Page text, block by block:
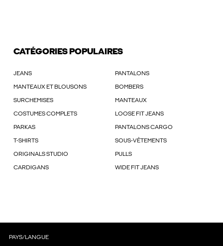
CATÉGORIES POPULAIRES
JEANS PANTALONS
MANTEAUX ET BLOUSONS BOMBERS
SURCHEMISES MANTEAUX
COSTUMES COMPLETS LOOSE FIT JEANS
PARKAS PANTALONS CARGO
T-SHIRTS SOUS-VÊTEMENTS
ORIGINALS STUDIO PULLS
CARDIGANS WIDE FIT JEANS
PAYS/LANGUE